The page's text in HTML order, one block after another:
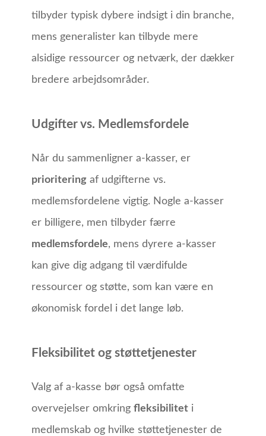
tilbyder typisk dybere indsigt i din branche,
mens generalister kan tilbyde mere
alsidige ressourcer og netværk, der dækker
bredere arbejdsområder.
Udgifter vs. Medlemsfordele
Når du sammenligner a-kasser, er
prioriteringaf udgifterne vs.
medlemsfordelene vigtig. Nogle a-kasser
er billigere, men tilbyder færre
medlemsfordele, mens dyrere a-kasser
kan give dig adgang til værdifulde
ressourcer og støtte, som kan være en
økonomisk fordel i det lange løb.
Fleksibilitet og støttetjenester
Valg af a-kasse bør også omfatte
overvejelser omkring fleksibiliteti
medlemskab og hvilke støttetjenester de